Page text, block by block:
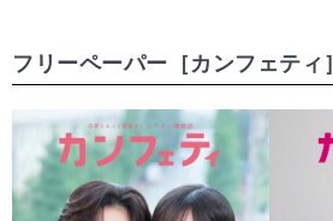
フリーペーパー［カンフェティ］